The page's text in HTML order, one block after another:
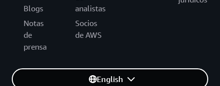
Blogs
Notas
de
prensa
analistas
Socios
de AWS
English